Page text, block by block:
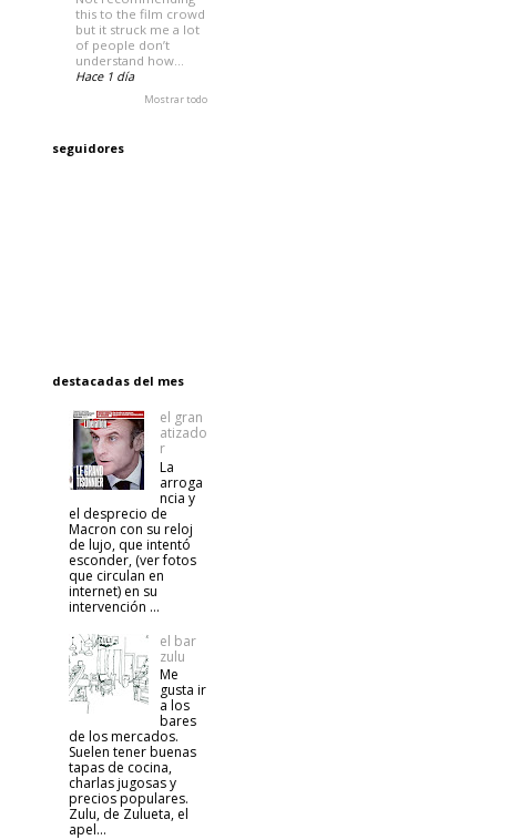
this to the film crowd
but it struck me a lot
of people don’t
understand how…
Hace 1 día
Mostrar todo
seguidores
destacadas del mes
el gran
atizado
r
La
arroga
ncia y
el desprecio de
Macron con su reloj
de lujo, que intentó
esconder, (ver fotos
que circulan en
internet) en su
intervención ...
el bar
zulu
Me
gusta ir
a los
bares
de los mercados.
Suelen tener buenas
tapas de cocina,
charlas jugosas y
precios populares.
Zulu, de Zulueta, el
apel...